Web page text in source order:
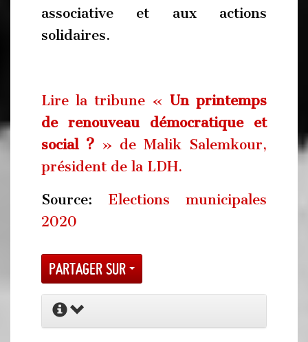
associative et aux actions
solidaires.
Lire la tribune « Un printemps
de renouveau démocratique et
social ?» de Malik Salemkour,
président de la LDH.
Source: Elections municipales
2020
Partager sur